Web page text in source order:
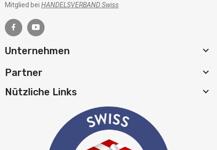
Mitglied bei HANDELSVERBAND.Swiss
Unternehmen

Partner

Nützliche Links
